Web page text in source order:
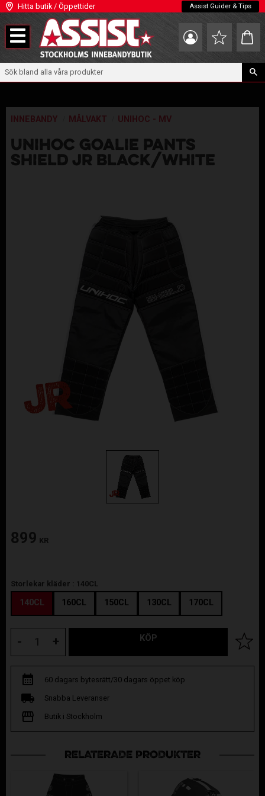
Meny
Hitta butik / Öppettider Assist Guider & Tips
Favoriter
INNEBANDY MÅLVAKT UNIHOC - MV
UNIHOC GOALIE PANTS
SHIELD JR BLACK/WHITE
899 KR
Storlekar kläder : 140CL
140CL 160CL 150CL 130CL 170CL
+
- KÖP Lägg
60 dagars bytesrätt/30 dagars öppet köp
Snabba Leveranser
Butik i Stockholm
RELATERADE PRODUKTER